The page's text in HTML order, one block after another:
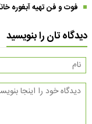
فوت و فن تهیه آبغوره
دیدگاه تان را بنویسید